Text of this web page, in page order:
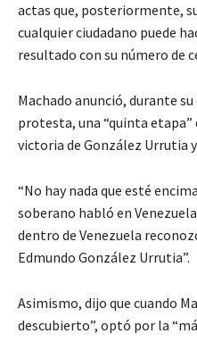
actas que, posteriormente,
cualquier ciudadano puede
resultado con su número de
Machado anunció, durante
protesta, una “quinta etapa”
victoria de González Urrutia
“No hay nada que esté
soberano habló en
dentro de Venezuela
Edmundo González Urrutia”.
Asimismo, dijo que cuando
descubierto”, optó por la